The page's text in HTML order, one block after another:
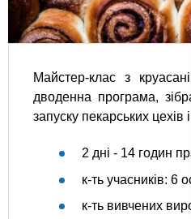
Майстер-клас з
дводенна програма,
запуску пекарських цехів
2 дні - 14 годин
к-ть учасників: 6
к-ть вивчених